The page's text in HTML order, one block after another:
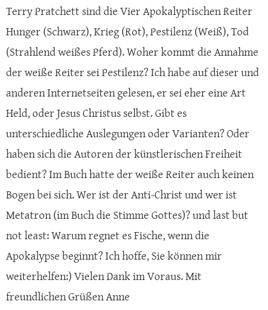
Terry Pratchett sind die Vier Apokalyptischen Reiter
Hunger (Schwarz), Krieg (Rot), Pestilenz (Weiß), Tod
(Strahlend weißes Pferd). Woher kommt die Annahme
der weiße Reiter sei Pestilenz? Ich habe auf dieser und
anderen Internetseiten gelesen, er sei eher eine Art
Held, oder Jesus Christus selbst. Gibt es
unterschiedliche Auslegungen oder Varianten? Oder
haben sich die Autoren der künstlerischen Freiheit
bedient? Im Buch hatte der weiße Reiter auch keinen
Bogen bei sich. Wer ist der Anti-Christ und wer ist
Metatron (im Buch die Stimme Gottes)? und last but
not least: Warum regnet es Fische, wenn die
Apokalypse beginnt? Ich hoffe, Sie können mir
weiterhelfen:) Vielen Dank im Voraus. Mit
freundlichen Grüßen Anne